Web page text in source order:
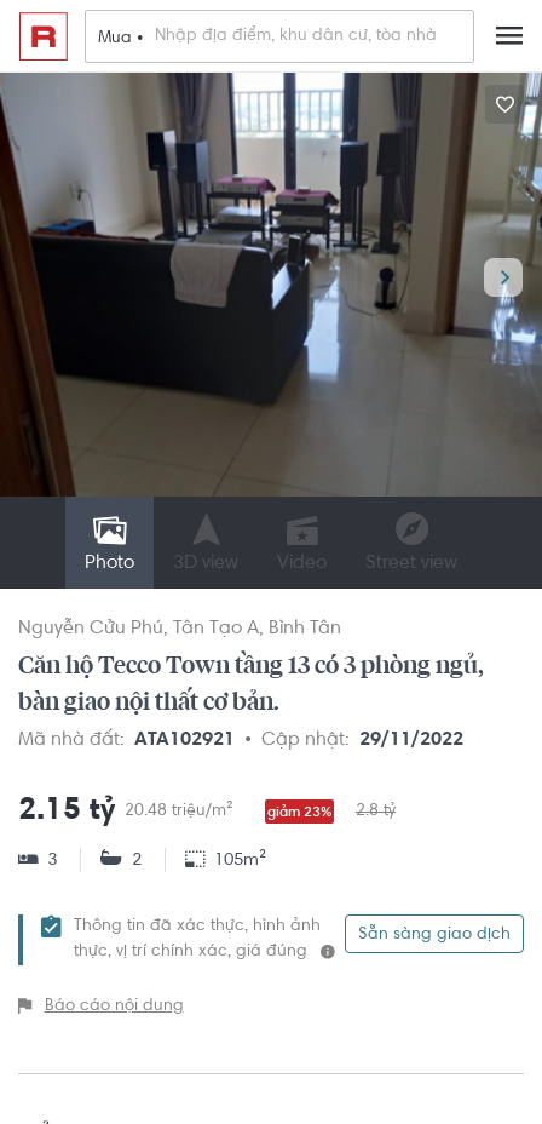
Mua •
Photo 3D view Video Street view
Nguyễn Cửu Phú Tân Tạo A Bình Tân
Căn hộ Tecco Town tầng 13 có 3 phòng ngủ,
bàn giao nội thất cơ bản.
Mã nhà đất: ATA102921 Cập nhật: 29/11/2022
2.15 tỷ 20.48 triệu/m² giảm 23% 2.8 tỷ
3 2 105m²
Thông tin đã xác thực, hình ảnh
thực, vị trí chính xác, giá đúng
Sẵn sàng giao dịch
Báo cáo nội dung